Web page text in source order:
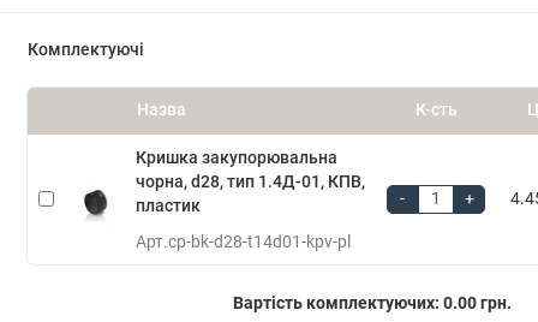
Комплектуючі
Назва К-сть
Кришка закупорювальна
чорна, d28, тип 1.4Д-01, КПВ,
пластик
Арт.cp-bk-d28-t14d01-kpv-pl
- +
Вартість комплектуючих: 0.00 грн.